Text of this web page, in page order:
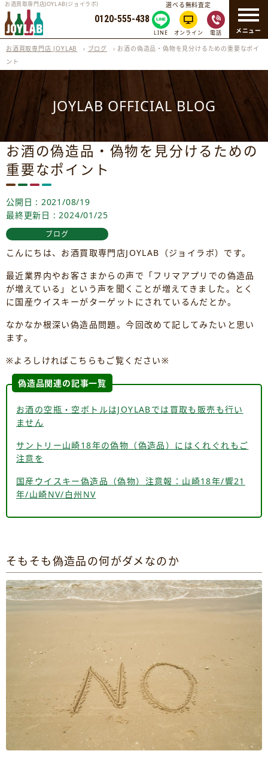
メニュー
お酒買取専門店JOYLAB(ジョイラボ)
0120-555-438
選べる無料査定
LINE オンライン 電話
お酒買取専門店 JOYLAB › ブログ › お酒の偽造品・偽物を見分けるための重要なポイ
ント
JOYLAB OFFICIAL BLOG
お酒の偽造品・偽物を見分けるための
重要なポイント
公開日 : 2021/08/19
最終更新日 : 2024/01/25
ブログ
こんにちは、お酒買取専門店JOYLAB（ジョイラボ）です。
最近業界内やお客さまからの声で「フリマアプリでの偽造品
が増えている」という声を聞くことが増えてきました。とく
に国産ウイスキーがターゲットにされているんだとか。
なかなか根深い偽造品問題。今回改めて記してみたいと思い
ます。
※よろしければこちらもご覧ください※
偽造品関連の記事一覧
お酒の空瓶・空ボトルはJOYLABでは買取も販売も行い
ません
サントリー山崎18年の偽物（偽造品）にはくれぐれもご
注意を
国産ウイスキー偽造品（偽物）注意報：山崎18年/響21
年/山崎NV/白州NV
そもそも偽造品の何がダメなのか